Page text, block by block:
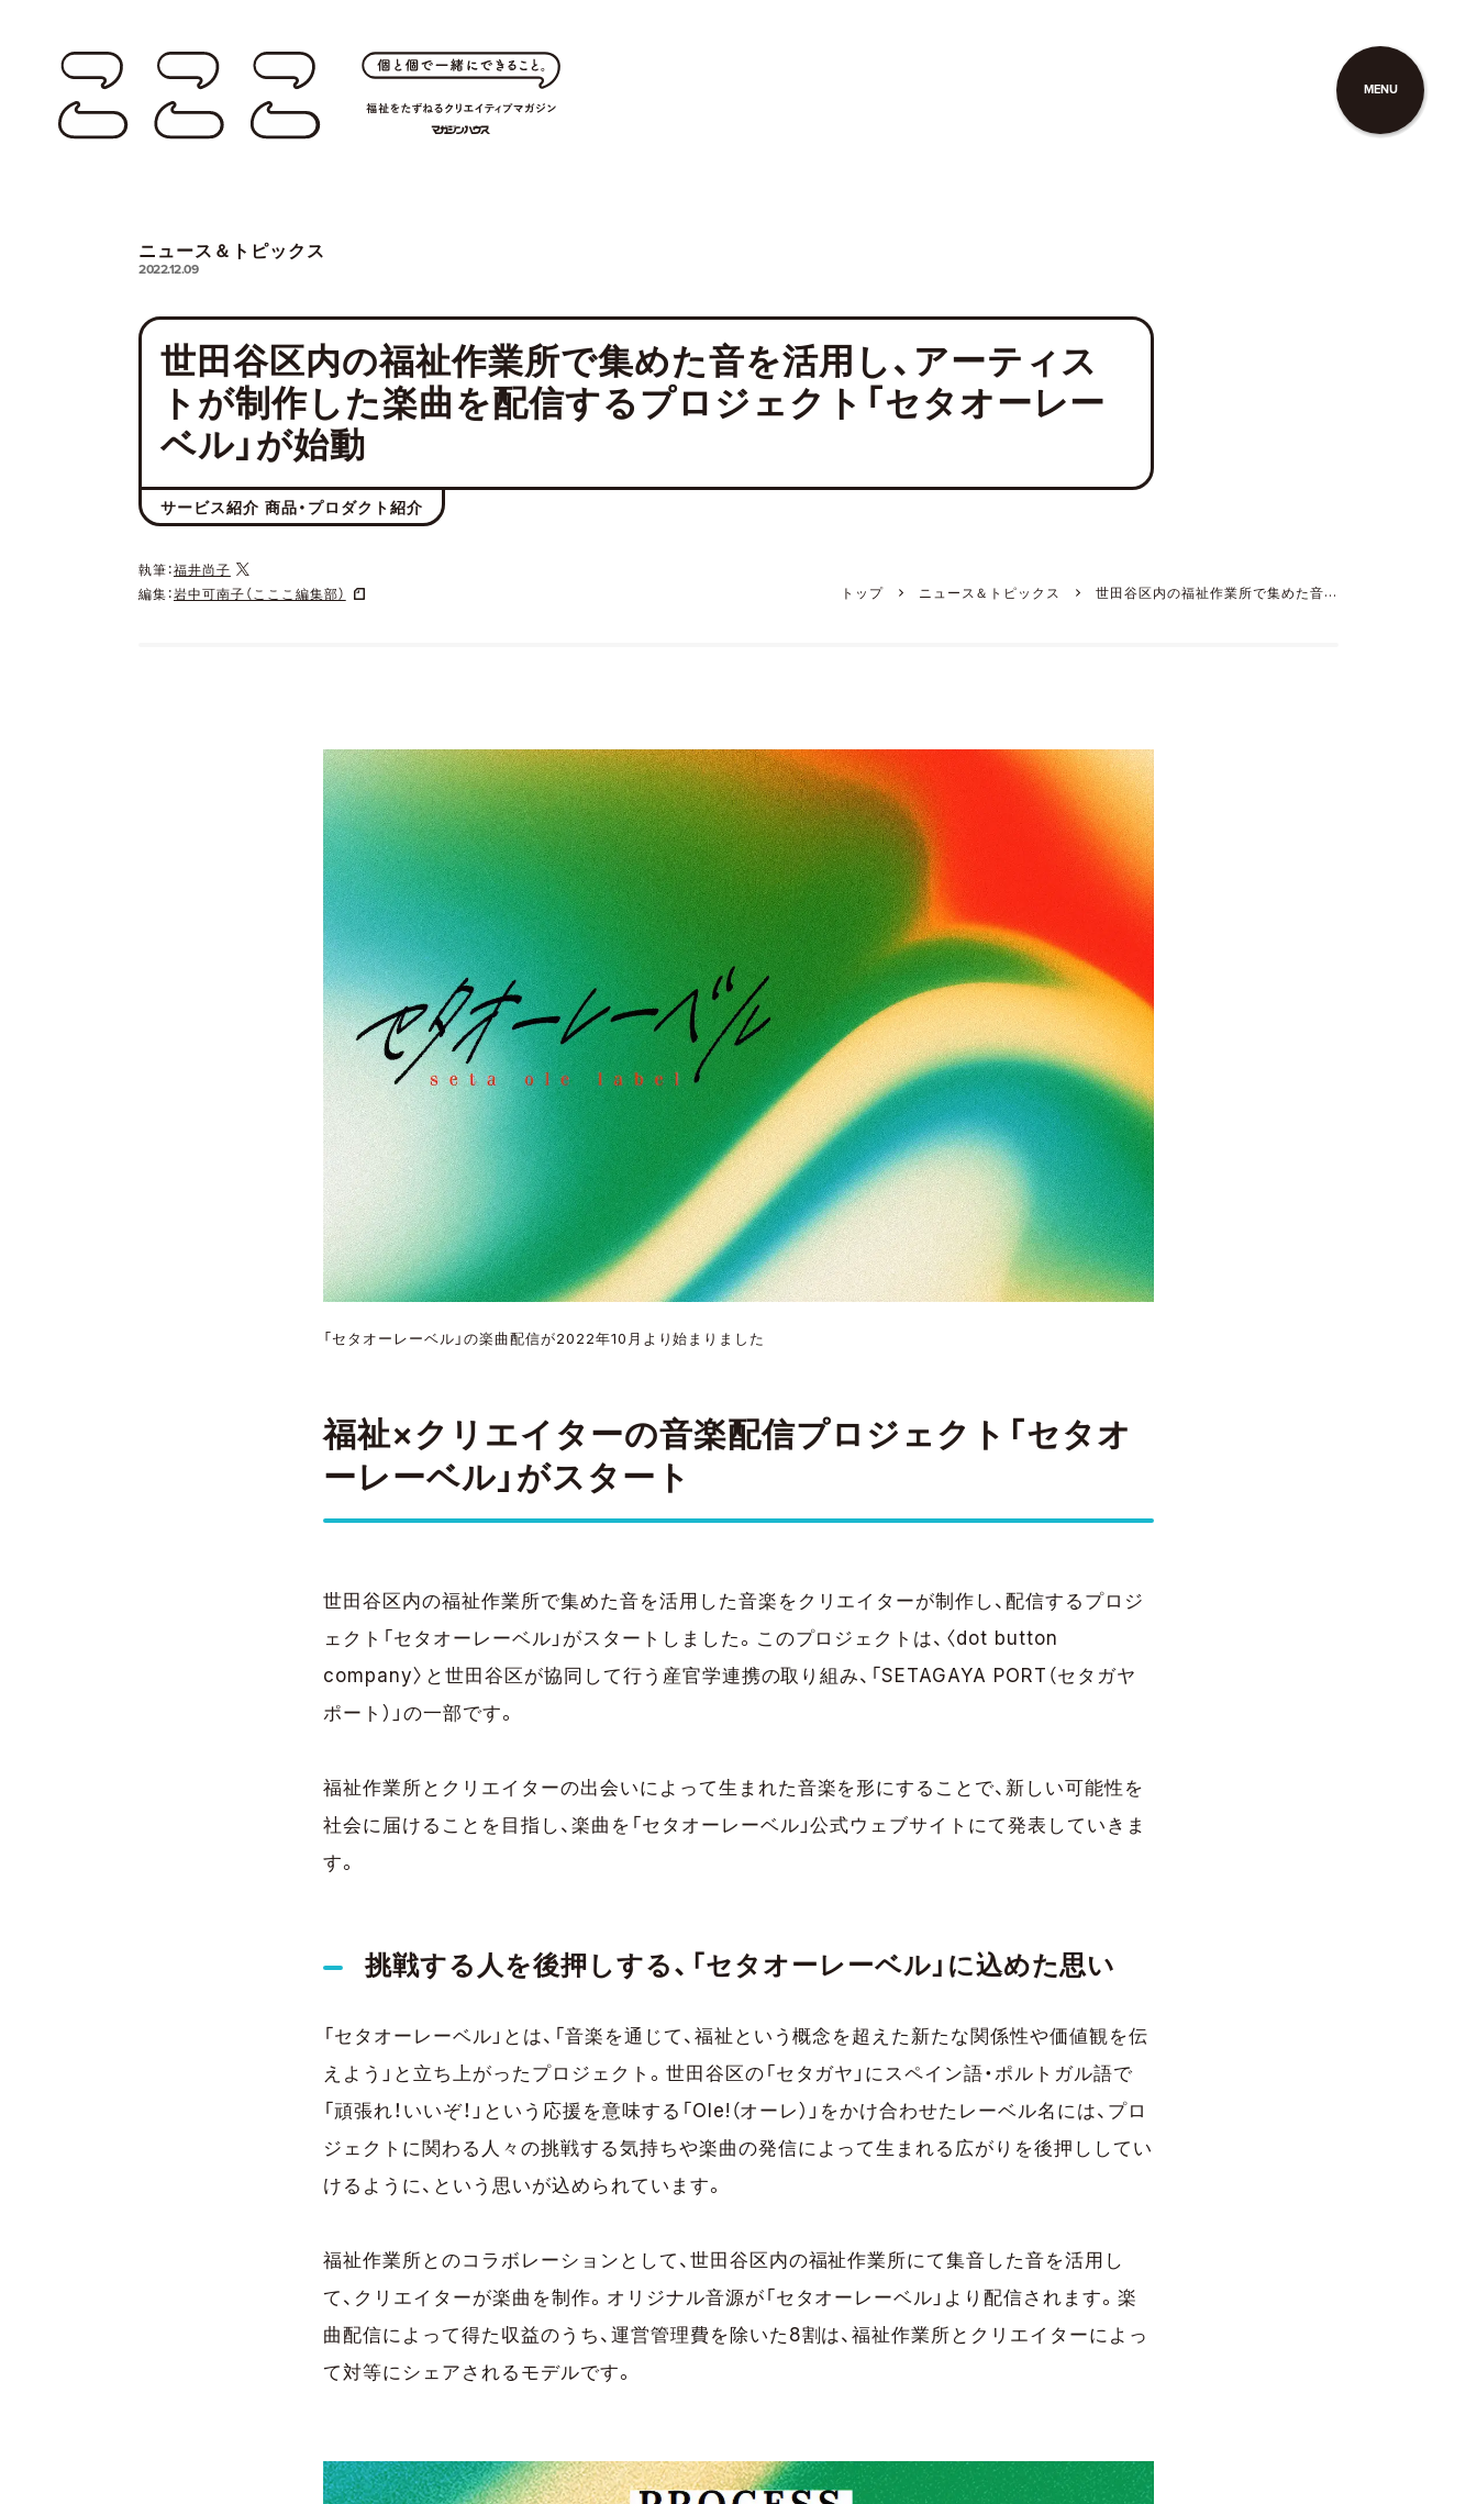
ニュース＆トピックス
2022.12.09
世田谷区内の福祉作業所で集めた音を活用し、アーティス
トが制作した楽曲を配信するプロジェクト「セタオーレー
ベル」が始動
サービス紹介 商品・プロダクト紹介
執筆：福井尚子
編集：岩中可南子（こここ編集部） トップ ニュース＆トピックス
世田谷区内の福祉作業所で集めた音を
「セタオーレーベル」の楽曲配信が2022年10月より始まりました
福祉×クリエイターの音楽配信プロジェクト「セタオ
ーレーベル」がスタート
世田谷区内の福祉作業所で集めた音を活用した音楽をクリエイターが制作し、配信するプロジ
ェクト「セタオーレーベル」がスタートしました。このプロジェクトは、〈dot button
company〉と世田谷区が協同して行う産官学連携の取り組み、「SETAGAYA PORT（セタガヤ
ポート）」の一部です。
福祉作業所とクリエイターの出会いによって生まれた音楽を形にすることで、新しい可能性を
社会に届けることを目指し、楽曲を「セタオーレーベル」公式ウェブサイトにて発表していきま
す。
挑戦する人を後押しする、「セタオーレーベル」に込めた思い
「セタオーレーベル」とは、「音楽を通じて、福祉という概念を超えた新たな関係性や価値観を伝
えよう」と立ち上がったプロジェクト。世田谷区の「セタガヤ」にスペイン語・ポルトガル語で
「頑張れ！いいぞ！」という応援を意味する「Ole!（オーレ）」をかけ合わせたレーベル名には、プロ
ジェクトに関わる人々の挑戦する気持ちや楽曲の発信によって生まれる広がりを後押ししてい
けるように、という思いが込められています。
福祉作業所とのコラボレーションとして、世田谷区内の福祉作業所にて集音した音を活用し
て、クリエイターが楽曲を制作。オリジナル音源が「セタオーレーベル」より配信されます。楽
曲配信によって得た収益のうち、運営管理費を除いた8割は、福祉作業所とクリエイターによっ
て対等にシェアされるモデルです。
MENU